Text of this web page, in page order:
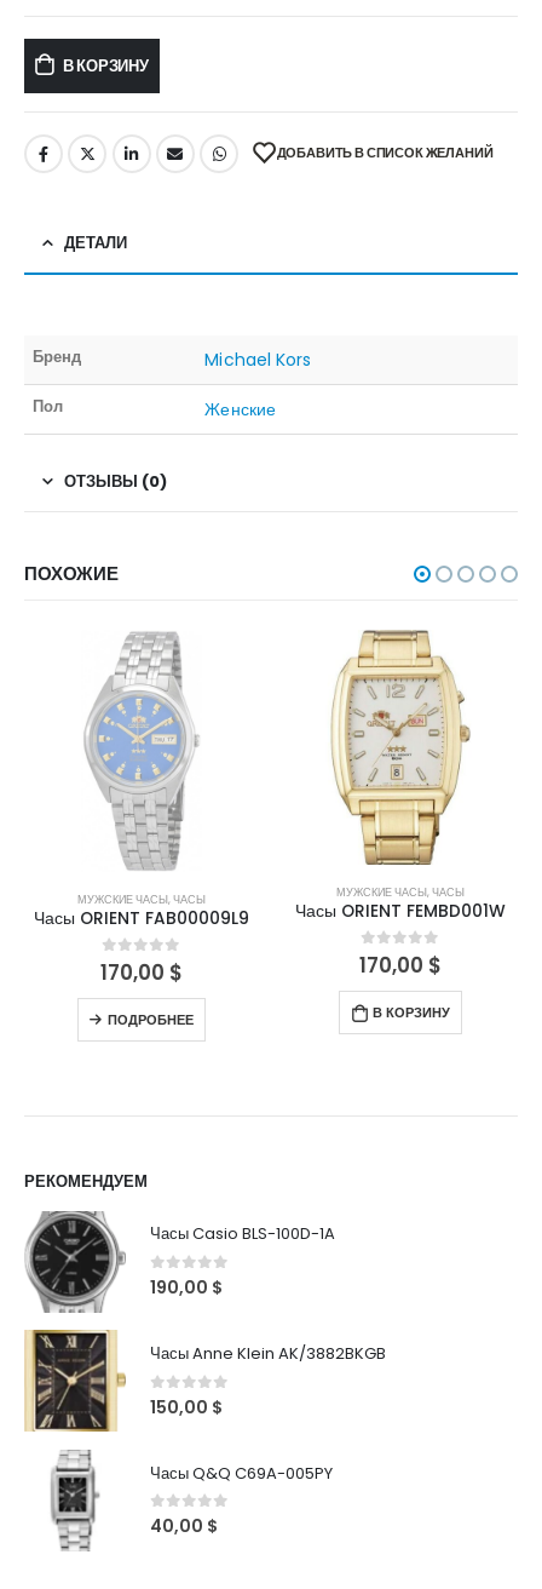
В КОРЗИНУ
ДОБАВИТЬ В СПИСОК ЖЕЛАНИЙ
ДЕТАЛИ
Бренд Michael Kors
Пол Женские
ОТЗЫВЫ (0)
ПОХОЖИЕ
НЕТ В НАЛИЧИИ
МУЖСКИЕ ЧАСЫ,ЧАСЫ
Часы ORIENT FAB00009L9
0out of 5
170,00 $
ПОДРОБНЕЕ
МУЖСКИЕ ЧАСЫ,ЧАСЫ
Часы ORIENT FEMBD001W
0out of 5
170,00 $
В КОРЗИНУ
РЕКОМЕНДУЕМ
Часы Casio BLS-100D-1A
0out of 5
190,00 $
Часы Anne Klein AK/3882BKGB
0out of 5
150,00 $
Часы Q&Q C69A-005PY
0 out of 5
40,00 $